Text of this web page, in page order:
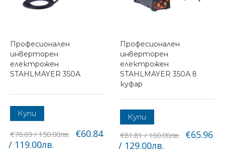
Професионален
инверторен
електрожен
STAHLMAYER 350А
Купи
€76.69 / 150.00лв.
€60.84
/ 119.00лв.
Професионален
инверторен
електрожен
STAHLMAYER 350А в
куфар
Купи
€81.81 / 160.00лв.
€65.96
/ 129.00лв.